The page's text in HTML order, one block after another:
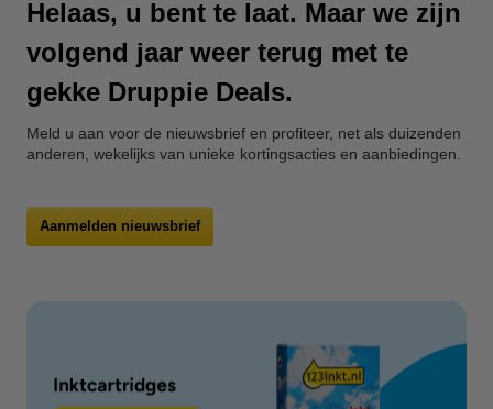
Helaas, u bent te laat. Maar we zijn
volgend jaar weer terug met te
gekke Druppie Deals.
Meld u aan voor de nieuwsbrief en profiteer, net als duizenden
anderen, wekelijks van unieke kortingsacties en aanbiedingen.
Aanmelden nieuwsbrief